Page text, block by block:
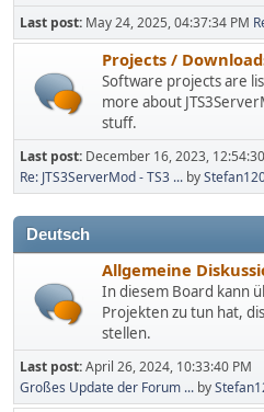
Last post: May 24, 2025, 04:37:34 PM
Projects /
Software projects are
more about
stuff.
Last post: December 16, 2023,
Re: JTS3ServerMod - TS3 ... by
Deutsch
Allgemeine
In diesem Board kann
Projekten zu tun hat,
stellen.
Last post:April 26, 2024, 10:33:40 PM
Großes Update der Forum ... by